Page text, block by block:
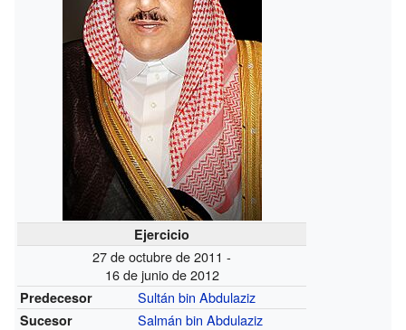
Ejercicio
27 de octubre de 2011 -
16 de junio de 2012
Predecesor Sultán bin Abdulaziz
Sucesor Salmán bin Abdulaziz